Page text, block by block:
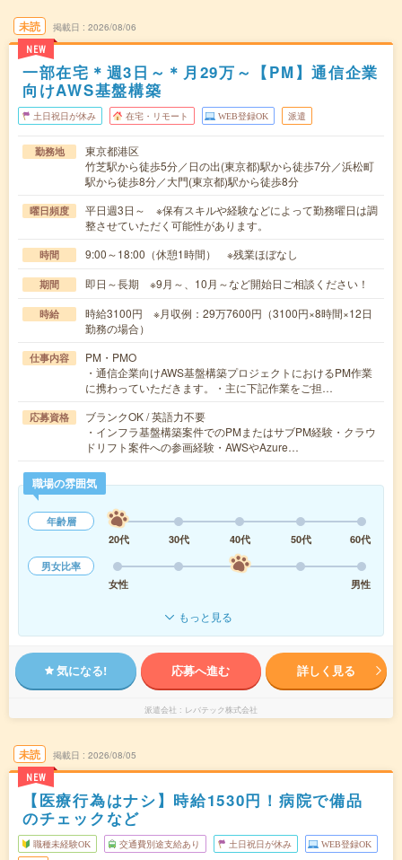
未読
NEW
掲載日 2026/08/06
一部在宅＊週3日～＊月29万～【PM】通信企業
向けAWS基盤構築
土日祝日が休み 在宅・リモート WEB登録OK 派遣
勤務地
東京都港区
竹芝駅から徒歩5分／日の出(東京都)駅から徒歩7分／浜松町
駅から徒歩8分／大門(東京都)駅から徒歩8分
曜日頻度
平日週3日～ ※保有スキルや経験などによって勤務曜日は調
整させていただく可能性があります。
時間 9:00～18:00（休憩1時間） ※残業ほぼなし
期間 即日～長期 ※9月～、10月～など開始日ご相談ください！
時給
時給3100円 ※月収例：29万7600円（3100円×8時間×12日
勤務の場合）
仕事内容
PM・PMO
・通信企業向けAWS基盤構築プロジェクトにおけるPM作業
に携わっていただきます。・主に下記作業をご担…
応募資格
ブランクOK / 英語力不要
・インフラ基盤構築案件でのPMまたはサブPM経験・クラウ
ドリフト案件への参画経験・AWSやAzure…
職場の雰囲気
年齢層
20代
30代 40代 50代
60代
男女比率
女性
男性
もっと見る
気になる! 応募へ進む 詳しく見る
派遣会社 レバテック株式会社
未読
NEW
掲載日 2026/08/05
【医療行為はナシ】時給1530円！病院で備品
のチェックなど
職種未経験OK 交通費別途支給あり 土日祝日が休み WEB登録OK